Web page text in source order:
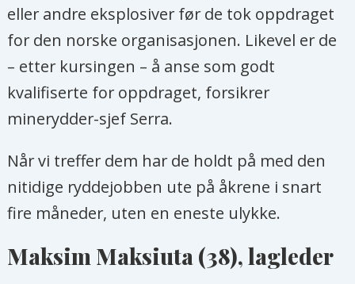
eller andre eksplosiver før de tok oppdraget
for den norske organisasjonen. Likevel er de
– etter kursingen – å anse som godt
kvalifiserte for oppdraget, forsikrer
minerydder-sjef Serra.
Når vi treffer dem har de holdt på med den
nitidige ryddejobben ute på åkrene i snart
fire måneder, uten en eneste ulykke.
Maksim Maksiuta (38), lagleder